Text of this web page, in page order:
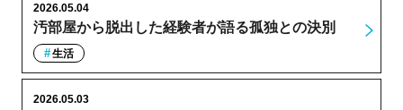
汚部屋から脱出した経験者が語る孤独との決別
2026.05.04
生活
2026.05.03